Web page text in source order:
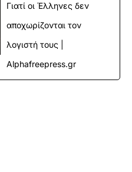
Γιατί οι Έλληνες δεν
αποχωρίζονται τον
λογιστή τους |
Alphafreepress.gr